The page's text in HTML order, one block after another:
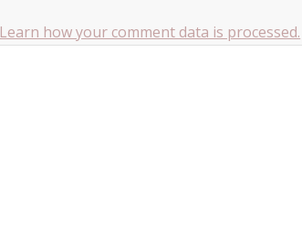
Learn how your comment data is processed.